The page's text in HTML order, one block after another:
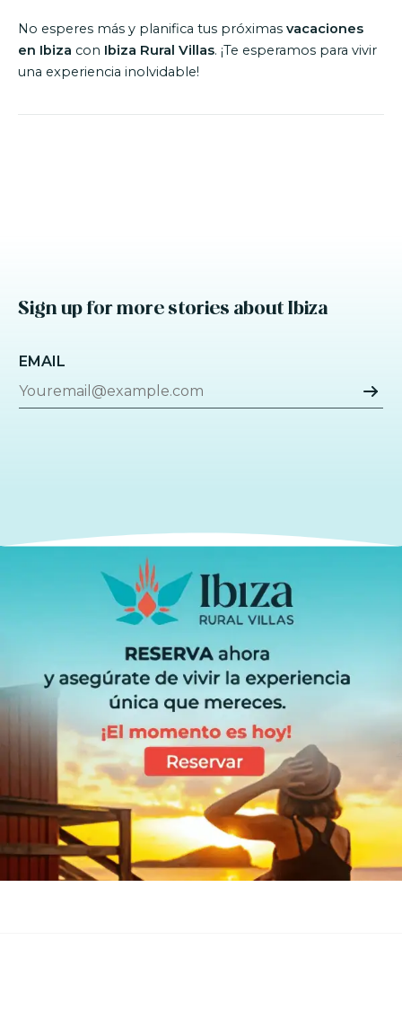
No esperes más y planifica tus próximas vacaciones
en Ibiza con Ibiza Rural Villas. ¡Te esperamos para vivir
una experiencia inolvidable!
Sign up for more stories about Ibiza
EMAIL